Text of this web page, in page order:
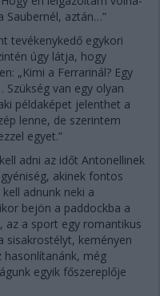
Saubernél, aztán…”
tevékenykedő egykori
úgy látja, hogy
„Kimi a Ferrarinál? Egy
van egy olyan
példaképet jelenthet a
lenne, de szerintem
egyet.”
adni az időt Antonellinek
akinek fontos
adnunk neki a
bejön a paddockba a
az a sport egy romantikus
sisakrostélyt, keményen
még
egyik főszereplője